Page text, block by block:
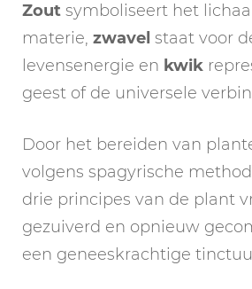
Zout symboliseert het
materie, zwavel staat voor
levensenergie en kwik
geest of de universele
Door het bereiden van
volgens spagyrische
drie principes van de plant
gezuiverd en opnieuw
een geneeskrachtige